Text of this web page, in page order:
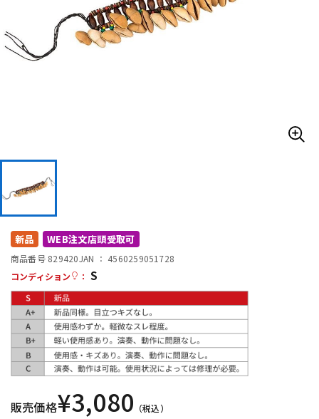
キーボード 電子ピアノ
配信/ライブ機器
中古
新品 WEB注文店頭受取可
商品番号 829420JAN ： 4560259051728
コンディション
： S
販売価格¥3,080 （税込）